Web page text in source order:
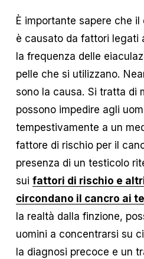
È importante sapere che
è causato da fattori legati
la frequenza delle
pelle che si utilizzano.
sono la causa. Si tratta di
possono impedire agli
tempestivamente a un
fattore di rischio per il
presenza di un testicolo
sui fattori di rischio e
circondano il cancro ai
la realtà dalla finzione,
uomini a concentrarsi su
la diagnosi precoce e un